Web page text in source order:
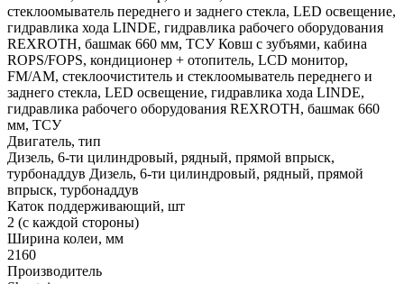
стеклоомыватель переднего и заднего стекла, LED освещение,
гидравлика хода LINDE, гидравлика рабочего оборудования
REXROTH, башмак 660 мм, ТСУКовш с зубъями, кабина
ROPS/FOPS, кондиционер + отопитель, LCD монитор,
FM/AM, стеклоочиститель и стеклоомыватель переднего и
заднего стекла, LED освещение, гидравлика хода LINDE,
гидравлика рабочего оборудования REXROTH, башмак 660
мм, ТСУ
Двигатель, тип
Дизель, 6-ти цилиндровый, рядный, прямой впрыск,
турбонаддув Дизель, 6-ти цилиндровый, рядный, прямой
впрыск, турбонаддув
Каток поддерживающий, шт
2 (с каждой стороны)
Ширина колеи, мм
2160
Производитель